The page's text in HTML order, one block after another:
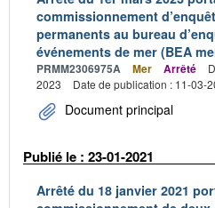
commissionnement
permanents au bureau
événements de mer (BEA
PRMM2306975A Mer Arrêté
2023
Date de publication : 11-03-
Document principal
Publié le : 23-01-2021
Arrêté du 18 janvier 2021